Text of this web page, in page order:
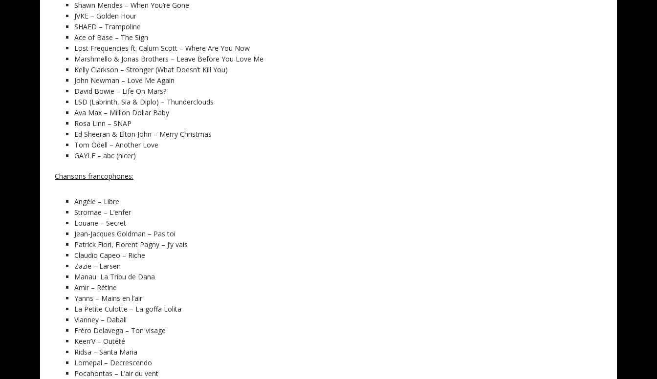
Shawn Mendes – When You’re Gone
JVKE – Golden Hour
SHAED – Trampoline
Ace of Base – The Sign
Lost Frequencies ft. Calum Scott – Where Are You Now
Marshmello & Jonas Brothers – Leave Before You Love Me
Kelly Clarkson – Stronger (What Doesn’t Kill You)
John Newman – Love Me Again
David Bowie – Life On Mars?
LSD (Labrinth, Sia & Diplo) – Thunderclouds
Ava Max – Million Dollar Baby
Rosa Linn – SNAP
Ed Sheeran & Elton John – Merry Christmas
Tom Odell – Another Love
GAYLE – abc (nicer)
Chansons francophones:
Angèle – Libre
Stromae – L’enfer
Louane – Secret
Jean-Jacques Goldman – Pas toi
Patrick Fiori, Florent Pagny – J’y vais
Claudio Capeo – Riche
Zazie – Larsen
Manau La Tribu de Dana
Amir – Rétine
Yanns – Mains en l’air
La Petite Culotte – La goffa Lolita
Vianney – Dabali
Fréro Delavega – Ton visage
Keen’V – Outété
Ridsa – Santa Maria
Lomepal – Decrescendo
Pocahontas – L’air du vent